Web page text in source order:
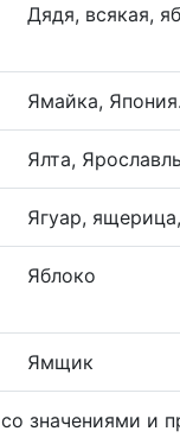
Дядя, всякая,
Ямайка,
Ялта,
Ягуар,
Яблоко
Ямщик
со значениями и